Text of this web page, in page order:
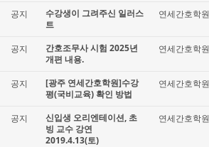
공지
수강생이 그려주신 일러스
트
연세간호학원
공지
간호조무사 시험 2025년
개편 내용.
연세간호학원
공지
[광주 연세간호학원]수강
평(국비교육) 확인 방법
연세간호학원
공지
신입생 오리엔테이션, 초
빙 교수 강연
2019.4.13(토)
연세간호학원